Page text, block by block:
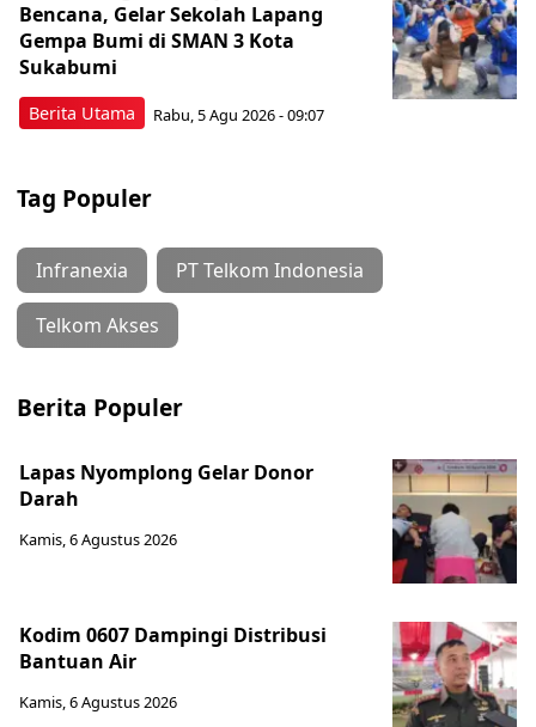
Berita Utama
Bencana, Gelar Sekolah Lapang
Gempa Bumi di SMAN 3 Kota
Sukabumi
Rabu, 5 Agu 2026 - 09:07
Tag Populer
Infranexia PT Telkom Indonesia
Telkom Akses
Berita Populer
Lapas Nyomplong Gelar Donor
Darah
Kamis, 6 Agustus 2026
Kodim 0607 Dampingi Distribusi
Bantuan Air
Kamis, 6 Agustus 2026